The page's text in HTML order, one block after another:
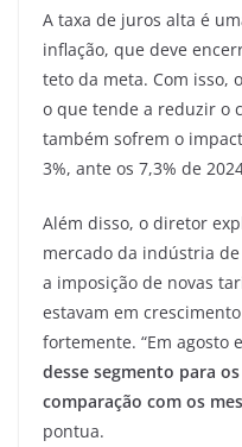
A taxa de juros alta é
inflação, que deve
teto da meta. Com isso,
o que tende a reduzir o
também sofrem o
3%, ante os 7,3% de
Além disso, o diretor
mercado da indústria
a imposição de novas
estavam em
fortemente. “Em agosto
desse segmento para
comparação com os
pontua.